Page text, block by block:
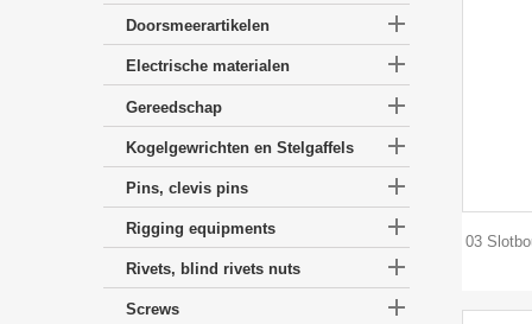
Doorsmeerartikelen 
Electrische materialen 
Gereedschap 
Kogelgewrichten en Stelgaffels 
Pins, clevis pins 
Rigging equipments 
Rivets, blind rivets nuts 
Screws 
03